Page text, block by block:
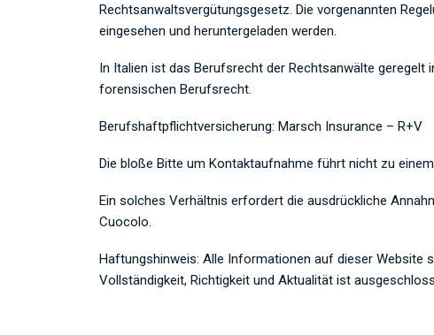
Rechtsanwaltsvergütungsgesetz. Die vorgenannten
eingesehen und heruntergeladen werden.
In Italien ist das Berufsrecht der Rechtsanwälte
forensischen Berufsrecht.
Berufshaftpflichtversicherung: Marsch Insurance – R+V
Die bloße Bitte um Kontaktaufnahme führt nicht zu
Ein solches Verhältnis erfordert die ausdrückliche
Cuocolo.
Haftungshinweis: Alle Informationen auf dieser Website
Vollständigkeit, Richtigkeit und Aktualität ist